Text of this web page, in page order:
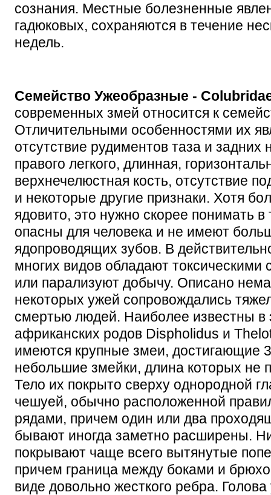
сознания. Местные болезненные
гадюковых, сохраняются в течение
недель.
Семейство Ужеобразные -
современных змей относится к
Отличительными особенностями их
отсутствие рудиментов таза и задних
правого легкого, длинная,
верхнечелюстная кость, отсутствие
и некоторые другие признаки. Хотя
ядовито, это нужно скорее понимать
опасны для человека и не имеют
ядопроводящих зубов. В
многих видов обладают токсическими
или парализуют добычу. Описано
некоторых ужей сопровождались
смертью людей. Наиболее известны
африканских родов Dispholidus и
имеются крупные змеи, достигающие
небольшие змейки, длина которых
Тело их покрыто сверху однородной
чешуей, обычно расположенной
рядами, причем один или два
бывают иногда заметно расширены.
покрывают чаще всего вытянутые
причем граница между боками и
виде довольно жесткого ребра.